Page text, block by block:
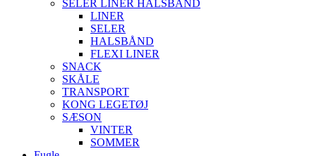
SELER LINER HALSBÅND
LINER
SELER
HALSBÅND
FLEXI LINER
SNACK
SKÅLE
TRANSPORT
KONG LEGETØJ
SÆSON
VINTER
SOMMER